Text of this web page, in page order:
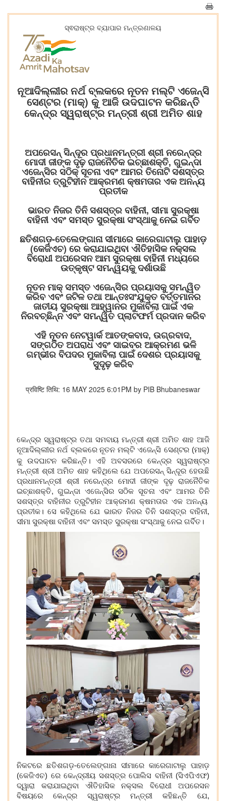
ସ୍ଵରାଷ୍ଟ୍ର ବ୍ୟାପାର ମନ୍ତ୍ରଣାଳୟ
ନୂଆଦିଲ୍ଲୀର ନର୍ଥ ବ୍ଲକରେ ନୂତନ ମଲ୍ଟି ଏଜେନ୍ସି
ସେଣ୍ଟର (ମାକ୍‍) କୁ ଆଜି ଉଦଘାଟନ କରିଛନ୍ତି
କେନ୍ଦ୍ର ସ୍ୱରାଷ୍ଟ୍ର ମନ୍ତ୍ରୀ ଶ୍ରୀ ଅମିତ ଶାହ
ଅପରେସନ୍ ସିନ୍ଦୂର ପ୍ରଧାନମନ୍ତ୍ରୀ ଶ୍ରୀ ନରେନ୍ଦ୍ର
ମୋଦୀ ଜୀଙ୍କ ଦୃଢ଼ ରାଜନୈତିକ ଇଚ୍ଛାଶକ୍ତି, ଗୁଇନ୍ଦା
ଏଜେନ୍ସିର ସଠିକ୍ ସୂଚନା ଏବଂ ଆମର ତିନୋଟି ସଶସ୍ତ୍ର
ବାହିନୀର ତ୍ରୁଟିହୀନ ଆକ୍ରମଣ କ୍ଷମତାର ଏକ ଅନନ୍ୟ
ପ୍ରତୀକ
ଭାରତ ନିଜର ତିନି ସଶସ୍ତ୍ର ବାହିନୀ, ସୀମା ସୁରକ୍ଷା
ବାହିନୀ ଏବଂ ସମସ୍ତ ସୁରକ୍ଷା ସଂସ୍ଥାକୁ ନେଇ ଗର୍ବିତ
ଛତିଶଗଡ଼-ତେଲେଙ୍ଗାନା ସୀମାରେ କାରେଗାଟାଲୁ ପାହାଡ଼
(କେଜିଏଚ) ରେ କରାଯାଇଥିବା ଐତିହାସିକ ନକ୍ସଲ
ବିରୋଧୀ ଅପରେସନ ଆମ ସୁରକ୍ଷା ବାହିନୀ ମଧ୍ୟରେ
ଉତ୍କୃଷ୍ଟ ସମନ୍ୱୟକୁ ଦର୍ଶାଉଛି
ନୂତନ ମାକ୍‍ ସମସ୍ତ ଏଜେନ୍ସିର ପ୍ରୟାସକୁ ସମନ୍ୱିତ
କରିବ ଏବଂ ଜଟିଳ ତଥା ଆନ୍ତଃସଂଯୁକ୍ତ ବର୍ତ୍ତମାନର
ଜାତୀୟ ସୁରକ୍ଷା ଆହ୍ୱାନର ମୁକାବିଲା ପାଇଁ ଏକ
ନିରବଚ୍ଛିନ୍ନ ଏବଂ ସମନ୍ୱିତ ପ୍ଲାଟଫର୍ମ ପ୍ରଦାନ କରିବ
ଏହି ନୂତନ ନେଟୱାର୍କ ଆତଙ୍କବାଦ, ଉଗ୍ରବାଦ,
ସଙ୍ଗଠିତ ଅପରାଧ ଏବଂ ସାଇବର ଆକ୍ରମଣ ଭଳି
ଗମ୍ଭୀର ବିପଦର ମୁକାବିଲା ପାଇଁ ଦେଶର ପ୍ରୟାସକୁ
ସୁଦୃଢ଼ କରିବ
प्रविष्टि तिथि: 16 MAY 2025 6:01PM by PIB Bhubaneswar
କେନ୍ଦ୍ର ସ୍ୱରାଷ୍ଟ୍ର ତଥା ସମବାୟ ମନ୍ତ୍ରୀ ଶ୍ରୀ ଅମିତ ଶାହ ଆଜି
ନୂଆଦିଲ୍ଲୀର ନର୍ଥ ବ୍ଲକରେ ନୂତନ ମଲ୍ଟି ଏଜେନ୍ସି ସେଣ୍ଟର (ମାକ୍)
କୁ ଉଦଘାଟନ କରିଛନ୍ତି। ଏହି ଅବସରରେ କେନ୍ଦ୍ର ସ୍ୱରାଷ୍ଟ୍ର
ମନ୍ତ୍ରୀ ଶ୍ରୀ ଅମିତ ଶାହ କହିଥିଲେ ଯେ ଅପରେସନ୍ ସିନ୍ଦର ହେଉଛି
ପ୍ରଧାନମନ୍ତ୍ରୀ ଶ୍ରୀ ନରେନ୍ଦ୍ର ମୋଦୀ ଜୀଙ୍କ ଦୃଢ଼ ରାଜନୈତିକ
ଇଚ୍ଛାଶକ୍ତି,ଗୁଇନ୍ଦା ଏଜେନ୍ସିର ସଠିକ ସୂଚନା ଏବଂ ଆମର ତିନି
ସଶସ୍ତ୍ର ବାହିନୀର ତ୍ରୁଟିହୀନ ଆକ୍ରମଣ କ୍ଷମତାର ଏକ ଅନନ୍ୟ
ପ୍ରତୀକ । ସେ କହିଥିଲେ ଯେ ଭାରତ ନିଜର ତିନିସଶସ୍ତ୍ର ବାହିନୀ,
ସୀମା ସୁରକ୍ଷା ବାହିନୀ ଏବଂ ସମସ୍ତ ସୁରକ୍ଷା ସଂସ୍ଥାକୁ ନେଇ ଗର୍ବିତ।
ନିକଟରେ ଛତିଶଗଡ଼-ତେଲେଙ୍ଗାନା ସୀମାରେ କାରେଗାଟାଲୁ ପାହାଡ଼
(କେଜିଏଚ) ରେ କେନ୍ଦ୍ରୀୟ ସଶସ୍ତ୍ର ପୋଲିସ ବାହିନୀ (ସିଏପିଏଫ)
ଦ୍ୱାରା କରାଯାଇଥିବା ଐତିହାସିକ ନକ୍ସଲ ବିରୋଧୀ ଅପରେସନ
ବିଷୟରେ କେନ୍ଦ୍ର ସ୍ୱରାଷ୍ଟ୍ର ମନ୍ତ୍ରୀ କହିଛନ୍ତି ଯେ,